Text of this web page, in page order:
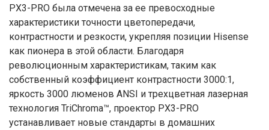
PX3-PRO была отмечена за ее превосходные
характеристики точности цветопередачи,
контрастности и резкости, укрепляя позиции Hisense
как пионера в этой области. Благодаря
революционным характеристикам, таким как
собственный коэффициент контрастности 3000:1,
яркость 3000 люменов ANSI и трехцветная лазерная
технология TriChroma™, проектор PX3-PRO
устанавливает новые стандарты в домашних